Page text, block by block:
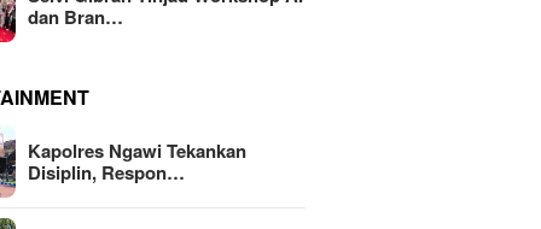
dan Bran…
Kapolres Ngawi Tekankan
Disiplin, Respon…